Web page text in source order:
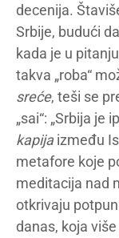
decenija.
Srbije, budući
kada je u
takva „roba“
sreće, teši se
„sai“: „Srbija je
kapijaizmeđu
metafore koje
meditacija nad
otkrivaju
danas, koja